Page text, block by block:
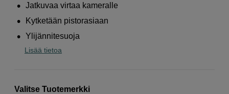
Jatkuvaa virtaa kameralle
Kytketään pistorasiaan
Ylijännitesuoja
Lisää tietoa
Valitse Tuotemerkki